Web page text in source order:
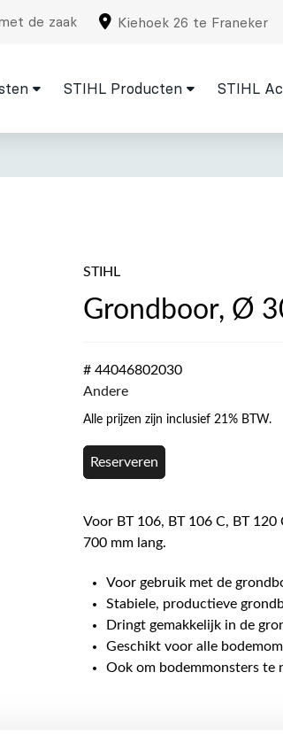
de zaak Kiehoek 26 te Franeker
STIHL Producten STIHL
STIHL
Grondboor, Ø
# 44046802030
Andere
Alle prijzen zijn inclusief 21% BTW.
Reserveren
Voor BT 106, BT 106 C, BT
700 mm lang.
Voor gebruik met de
Stabiele, productieve
Dringt gemakkelijk in de
Geschikt voor alle
Ook om bodemmonsters te